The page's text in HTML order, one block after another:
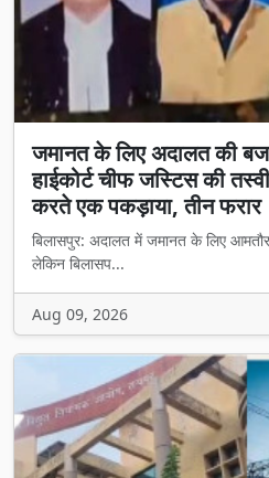
जमानत के लिए अदालत की
हाईकोर्ट चीफ जस्टिस की
करते एक पकड़ाया, तीन फरार
बिलासपुर: अदालत में जमानत के लिए
लेकिन बिलासप...
Aug 09, 2026